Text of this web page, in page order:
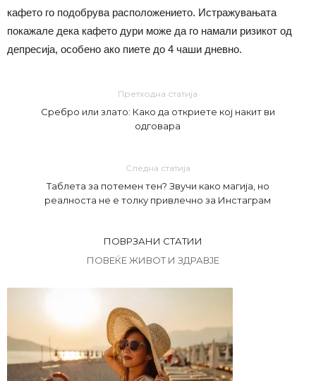
кафето го подобрува расположението. Истражувањата
покажале дека кафето дури може да го намали ризикот од
депресија, особено ако пиете до 4 чаши дневно.
Претходна статија
Сребро или злато: Како да откриете кој накит ви
одговара
Следна статија
Таблета за потемен тен? Звучи како магија, но
реалноста не е толку привлечно за Инстаграм
ПОВРЗАНИ СТАТИИ
ПОВЕЌЕ ЖИВОТ И ЗДРАВЈЕ